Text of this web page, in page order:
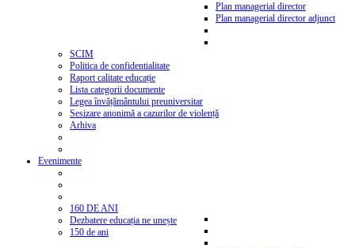
Plan managerial director
Plan managerial director adjunct
SCIM
Politica de confidentialitate
Raport calitate educație
Lista categorii documente
Legea învățământului preuniversitar
Sesizare anonimă a cazurilor de violență
Arhiva
Evenimente
160 DE ANI
Dezbatere educația ne unește
150 de ani